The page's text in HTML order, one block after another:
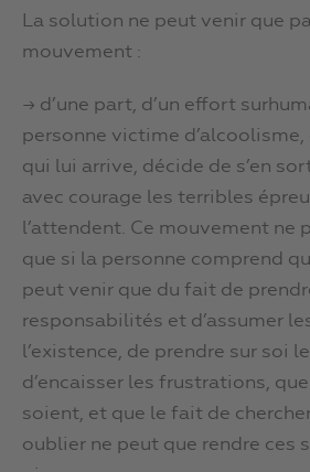
La solution ne peut venir que
mouvement :
→ d’une part, d’un effort
personne victime
qui lui arrive, décide de s’en
avec courage les terribles
l’attendent. Ce mouvement ne
que si la personne comprend
peut venir que du fait de
responsabilités et d’assumer
l’existence, de prendre sur soi
d’encaisser les frustrations,
soient, et que le fait de
oublier ne peut que rendre ces